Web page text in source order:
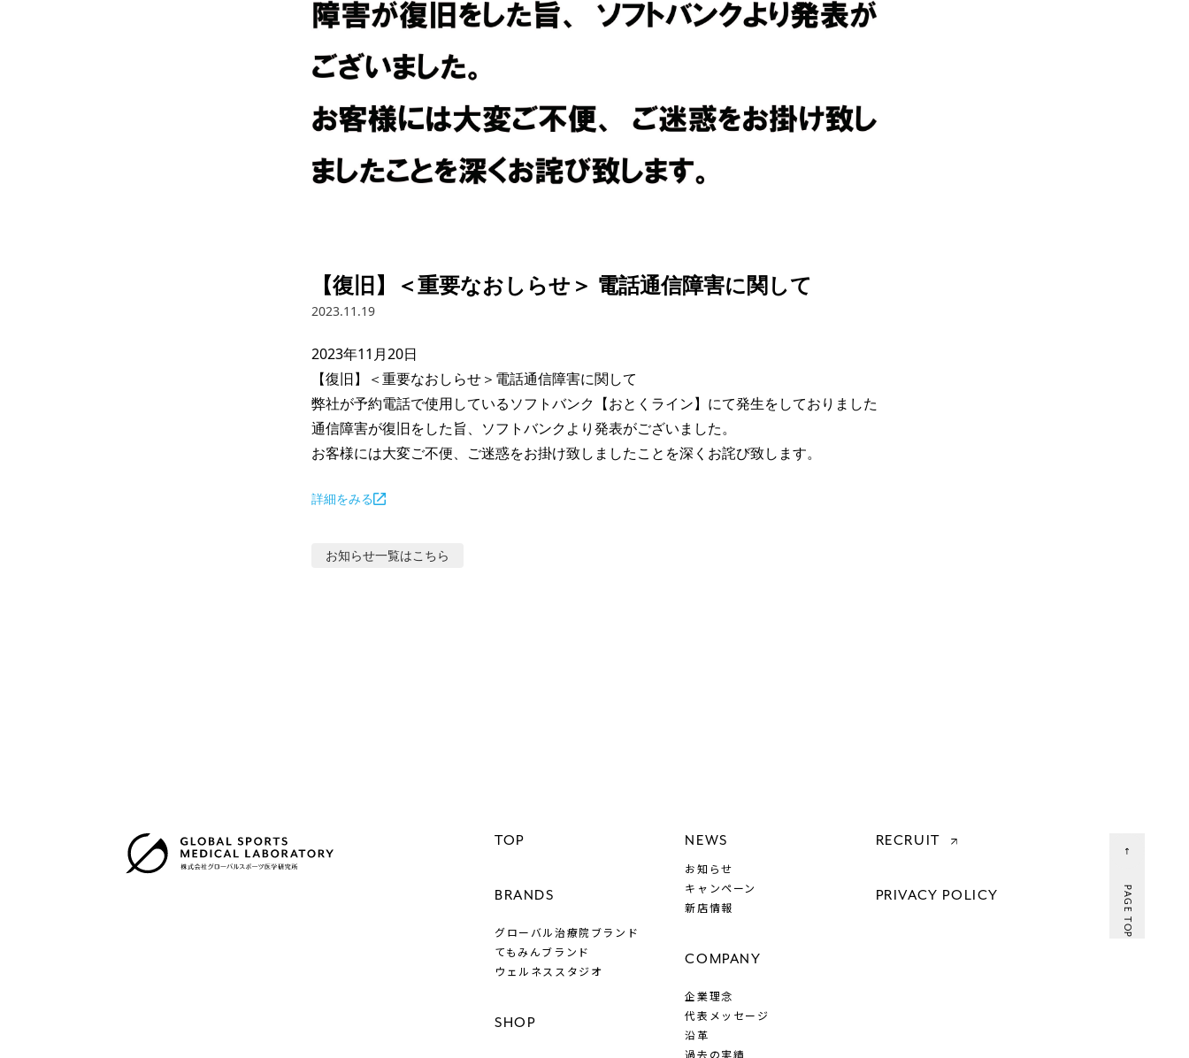
【復旧】＜重要なおしらせ＞ 電話通信障害に関して
2023.11.19
2023年11月20日
【復旧】＜重要なおしらせ＞電話通信障害に関して
弊社が予約電話で使用しているソフトバンク【おとくライン】にて発生をしておりました
通信障害が復旧をした旨、ソフトバンクより発表がございました。
お客様には大変ご不便、ご迷惑をお掛け致しましたことを深くお詫び致します。
詳細をみる
お知らせ一覧はこちら
株式会社グローバルスポーツ医学研究所
TOP
BRANDS
グローバル治療院ブランド
てもみんブランド
ウェルネススタジオ
SHOP
NEWS
お知らせ
キャンペーン
新店情報
COMPANY
企業理念
代表メッセージ
沿革
過去の実績
RECRUIT
PRIVACY POLICY PAGE TOP